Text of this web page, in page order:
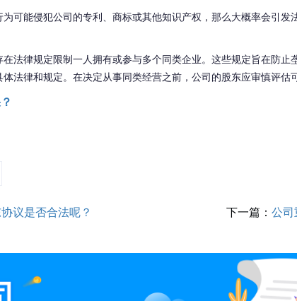
为可能侵犯公司 的专利、商标或其他知识产权， 那么大概率会引发
在法律规定 限制一人拥有或参与多个同类企业。这些规定旨在防止
法律和规定。在决定从事同类经营之前， 公司的股东应审慎评估
议是否合法呢？ 下一篇： 公司